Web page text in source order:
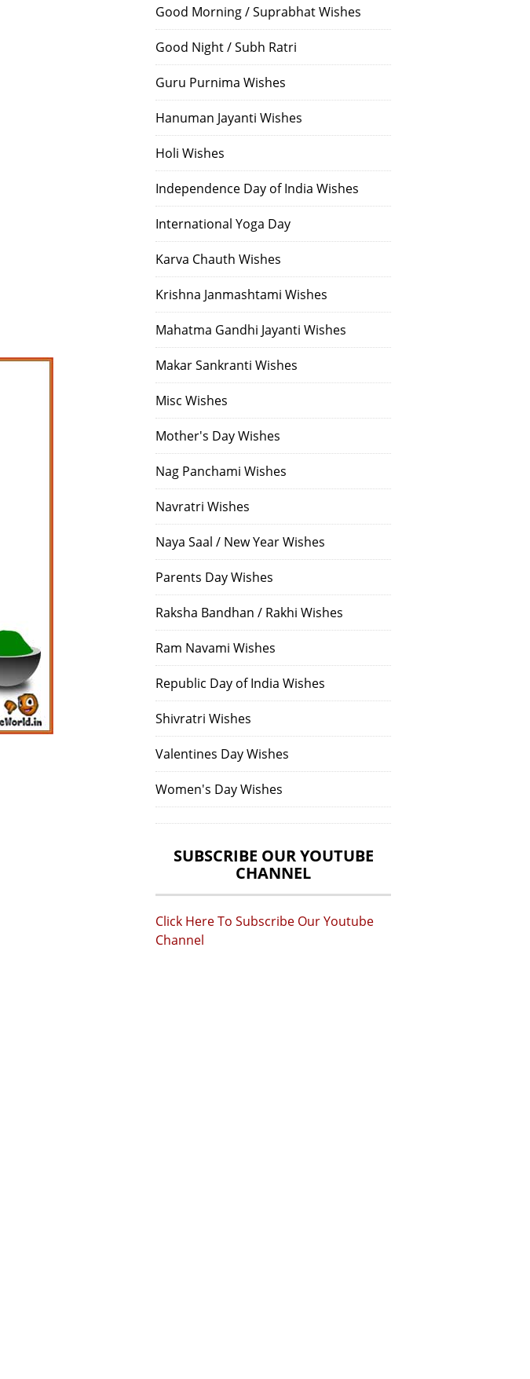
Good Morning / Suprabhat Wishes
Good Night / Subh Ratri
Guru Purnima Wishes
Hanuman Jayanti Wishes
Holi Wishes
Independence Day of India Wishes
International Yoga Day
Karva Chauth Wishes
Krishna Janmashtami Wishes
Mahatma Gandhi Jayanti Wishes
Makar Sankranti Wishes
Misc Wishes
Mother's Day Wishes
Nag Panchami Wishes
Navratri Wishes
Naya Saal / New Year Wishes
Parents Day Wishes
Raksha Bandhan / Rakhi Wishes
Ram Navami Wishes
Republic Day of India Wishes
Shivratri Wishes
Valentines Day Wishes
Women's Day Wishes
SUBSCRIBE OUR YOUTUBE
CHANNEL
Click Here To Subscribe Our Youtube
Channel